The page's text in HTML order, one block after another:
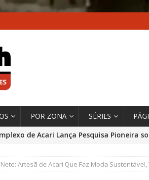
POR ZONA SÉRIES
de Acari Lança Pesquisa Pioneira
Contexto da Ultrapassagem Climática,
Artesã de Acari Que Faz Moda